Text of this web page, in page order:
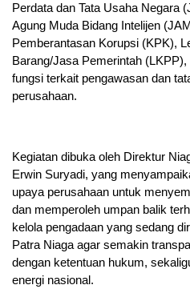
Perdata dan Tata Usaha Negara
Agung Muda Bidang Intelijen
Pemberantasan Korupsi (KPK),
Barang/Jasa Pemerintah
fungsi terkait pengawasan dan
perusahaan.
Kegiatan dibuka oleh Direktur
Erwin Suryadi, yang
upaya perusahaan untuk
dan memperoleh umpan balik
kelola pengadaan yang sedang
Patra Niaga agar semakin
dengan ketentuan hukum,
energi nasional.